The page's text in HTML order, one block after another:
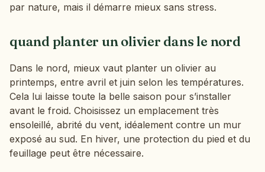
par nature, mais il démarre mieux sans stress.
quand planter un olivier dans le nord
Dans le nord, mieux vaut planter un olivier au
printemps, entre avril et juin selon les températures.
Cela lui laisse toute la belle saison pour s’installer
avant le froid. Choisissez un emplacement très
ensoleillé, abrité du vent, idéalement contre un mur
exposé au sud. En hiver, une protection du pied et du
feuillage peut être nécessaire.